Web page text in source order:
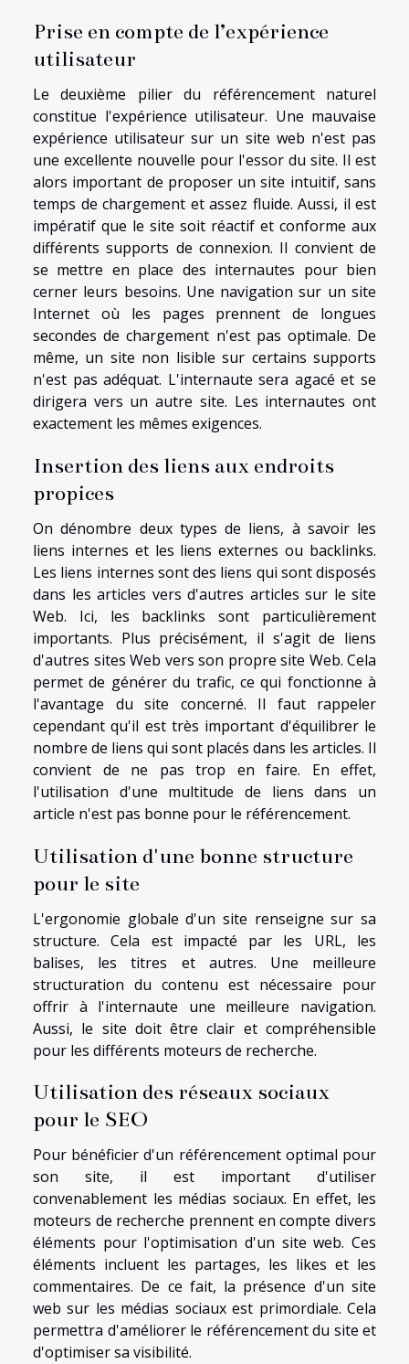
Prise en compte de l’expérience
utilisateur
Le deuxième pilier du référencement naturel
constitue l'expérience utilisateur. Une mauvaise
expérience utilisateur sur un site web n'est pas
une excellente nouvelle pour l'essor du site. Il est
alors important de proposer un site intuitif, sans
temps de chargement et assez fluide. Aussi, il est
impératif que le site soit réactif et conforme aux
différents supports de connexion. Il convient de
se mettre en place des internautes pour bien
cerner leurs besoins. Une navigation sur un site
Internet où les pages prennent de longues
secondes de chargement n'est pas optimale. De
même, un site non lisible sur certains supports
n'est pas adéquat. L'internaute sera agacé et se
dirigera vers un autre site. Les internautes ont
exactement les mêmes exigences.
Insertion des liens aux endroits
propices
On dénombre deux types de liens, à savoir les
liens internes et les liens externes ou backlinks.
Les liens internes sont des liens qui sont disposés
dans les articles vers d'autres articles sur le site
Web. Ici, les backlinks sont particulièrement
importants. Plus précisément, il s'agit de liens
d'autres sites Web vers son propre site Web. Cela
permet de générer du trafic, ce qui fonctionne à
l'avantage du site concerné. Il faut rappeler
cependant qu'il est très important d'équilibrer le
nombre de liens qui sont placés dans les articles. Il
convient de ne pas trop en faire. En effet,
l'utilisation d'une multitude de liens dans un
article n'est pas bonne pour le référencement.
Utilisation d'une bonne structure
pour le site
L'ergonomie globale d'un site renseigne sur sa
structure. Cela est impacté par les URL, les
balises, les titres et autres. Une meilleure
structuration du contenu est nécessaire pour
offrir à l'internaute une meilleure navigation.
Aussi, le site doit être clair et compréhensible
pour les différents moteurs de recherche.
Utilisation des réseaux sociaux
pour le SEO
Pour bénéficier d'un référencement optimal pour
son site, il est important d'utiliser
convenablement les médias sociaux. En effet, les
moteurs de recherche prennent en compte divers
éléments pour l'optimisation d'un site web. Ces
éléments incluent les partages, les likes et les
commentaires. De ce fait, la présence d'un site
web sur les médias sociaux est primordiale. Cela
permettra d'améliorer le référencement du site et
d'optimiser sa visibilité.